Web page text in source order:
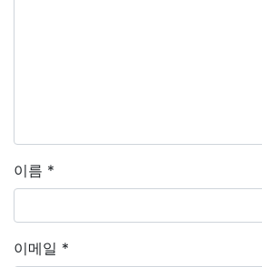
이름 *
이메일 *